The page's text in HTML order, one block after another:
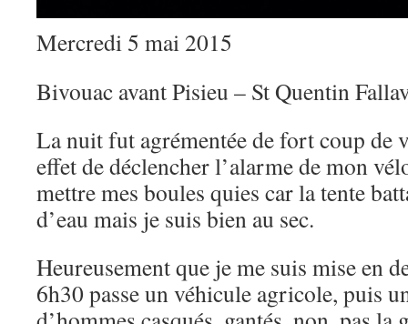
Mercredi 5 mai 2015
Bivouac avant Pisieu – St Quentin
La nuit fut agrémentée de fort coup de
effet de déclencher l’alarme de mon
mettre mes boules quies car la tente
d’eau mais je suis bien au sec.
Heureusement que je me suis mise en
6h30 passe un véhicule agricole, puis